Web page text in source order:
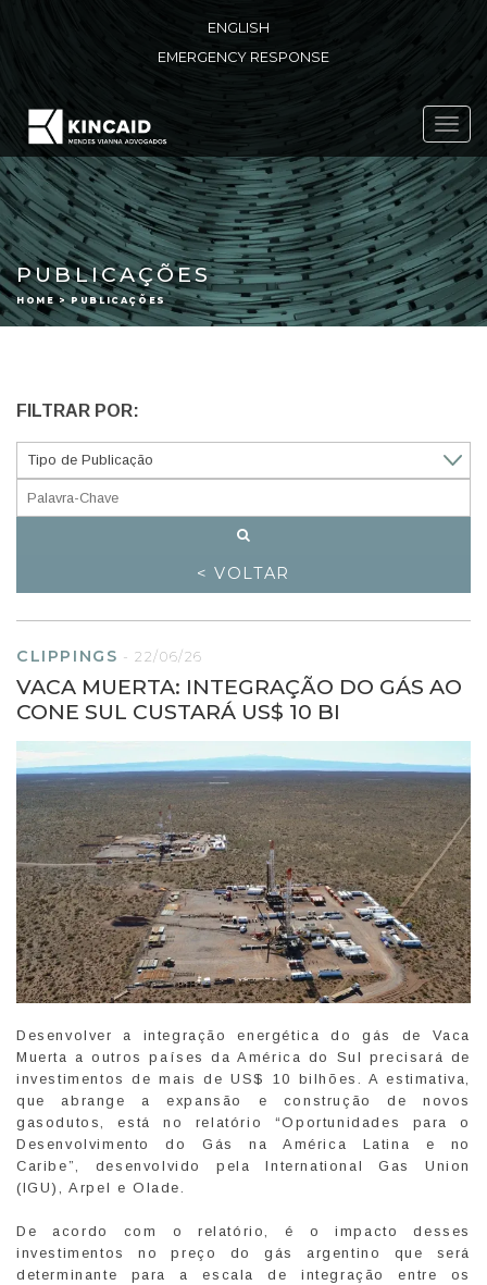
ENGLISH
EMERGENCY RESPONSE
PUBLICAÇÕES
HOME > PUBLICAÇÕES
FILTRAR POR:
< VOLTAR
CLIPPINGS - 22/06/26
VACA MUERTA: INTEGRAÇÃO DO GÁS AO
CONE SUL CUSTARÁ US$ 10 BI
Desenvolver a integração energética do gás de Vaca
Muerta a outros países da América do Sul precisará de
investimentos de mais de US$ 10 bilhões. A estimativa,
que abrange a expansão e construção de novos
gasodutos, está no relatório “Oportunidades para o
Desenvolvimento do Gás na América Latina e no
Caribe”, desenvolvido pela International Gas Union
(IGU), Arpel e Olade.
De acordo com o relatório, é o impacto desses
investimentos no preço do gás argentino que será
determinante para a escala de integração entre os